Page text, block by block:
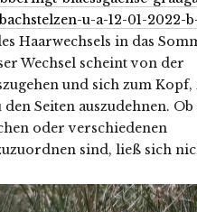
u-a-12-01-2022-
Haarwechsels in das
Wechsel scheint von der
und sich zum Kopf,
den Seiten auszudehnen.
oder verschiedenen
sind, ließ sich